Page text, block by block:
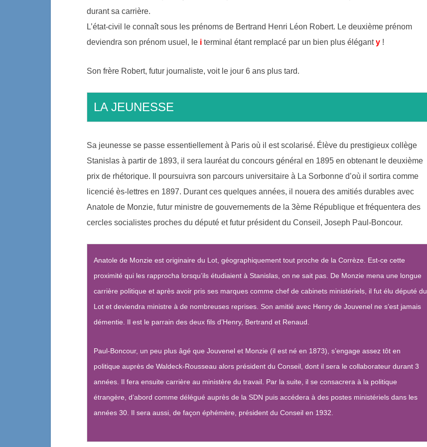
durant sa carrière.
L’état-civil le connaît sous les prénoms de Bertrand Henri Léon Robert. Le deuxième prénom
deviendra son prénom usuel, le i terminal étant remplacé par un bien plus éléganty !
Son frère Robert, futur journaliste, voit le jour 6 ans plus tard.
LA JEUNESSE
Sa jeunesse se passe essentiellement à Paris où il est scolarisé. Élève du prestigieux collège
Stanislas à partir de 1893, il sera lauréat du concours général en 1895 en obtenant le deuxième
prix de rhétorique. Il poursuivra son parcours universitaire à La Sorbonne d’où il sortira comme
licencié ès-lettres en 1897. Durant ces quelques années, il nouera des amitiés durables avec
Anatole de Monzie, futur ministre de gouvernements de la 3ème République et fréquentera des
cercles socialistes proches du député et futur président du Conseil, Joseph Paul-Boncour.
Anatole de Monzie est originaire du Lot, géographiquement tout proche de la Corrèze. Est-ce cette
proximité qui les rapprocha lorsqu’ils étudiaient à Stanislas, on ne sait pas. De Monzie mena une longue
carrière politique et après avoir pris ses marques comme chef de cabinets ministériels, il fut élu député du
Lot et deviendra ministre à de nombreuses reprises. Son amitié avec Henry de Jouvenel ne s’est jamais
démentie. Il est le parrain des deux fils d’Henry, Bertrand et Renaud.
Paul-Boncour, un peu plus âgé que Jouvenel et Monzie (il est né en 1873), s’engage assez tôt en
politique auprès de Waldeck-Rousseau alors président du Conseil, dont il sera le collaborateur durant 3
années. Il fera ensuite carrière au ministère du travail. Par la suite, il se consacrera à la politique
étrangère, d’abord comme délégué auprès de la SDN puis accédera à des postes ministériels dans les
années 30. Il sera aussi, de façon éphémère, président du Conseil en 1932.